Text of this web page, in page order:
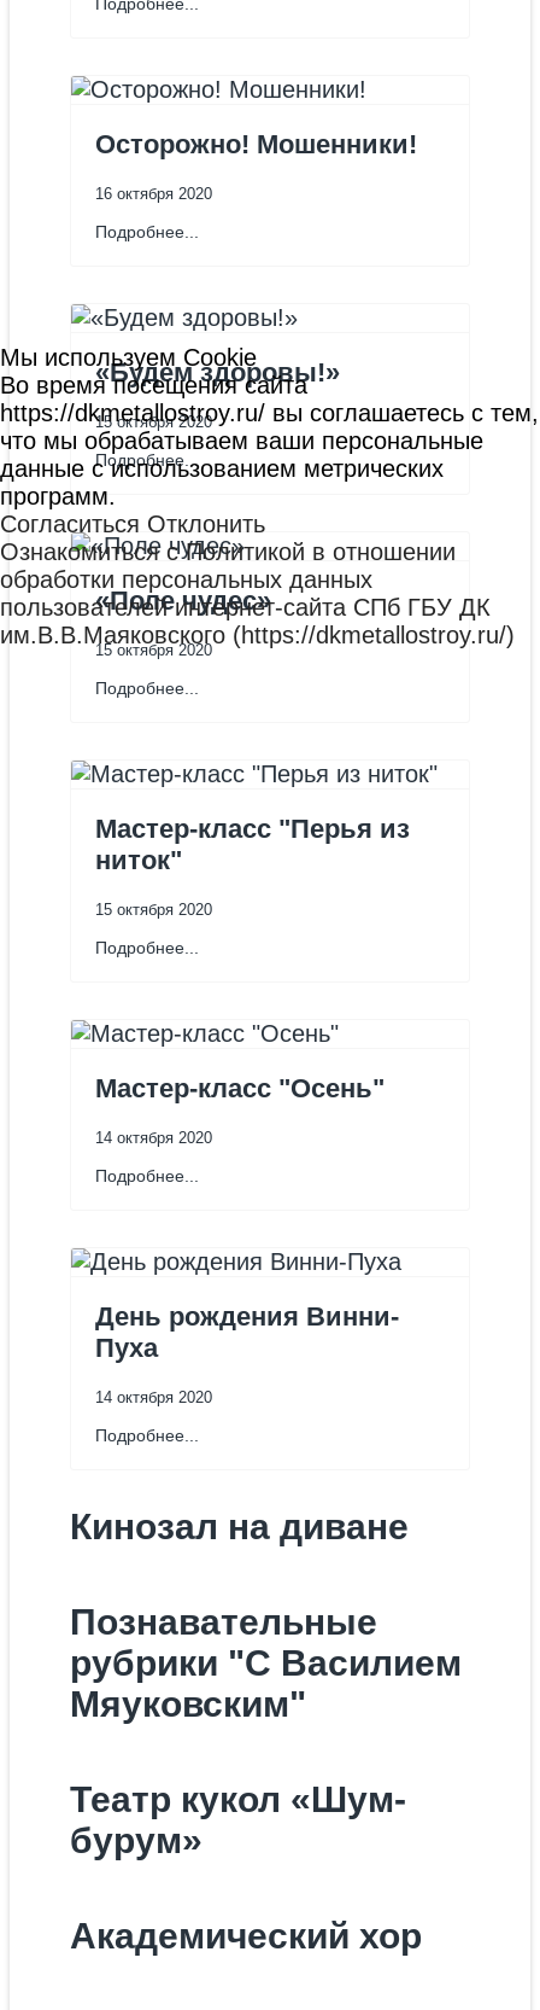
Осторожно! Мошенники!
16 октября 2020
Подробнее...
«Будем здоровы!»
15 октября 2020
Подробнее...
«Поле чудес»
15 октября 2020
Подробнее...
Мастер-класс "Перья из
ниток"
15 октября 2020
Подробнее...
Мастер-класс "Осень"
14 октября 2020
Подробнее...
День рождения Винни-
Пуха
14 октября 2020
Подробнее...
Кинозал на диване
Познавательные
рубрики "С Василием
Мяуковским"
Театр кукол «Шум-
бурум»
Академический хор
Мы используем Cookie
Во время посещения сайта
https://dkmetallostroy.ru/ вы соглашаетесь с тем,
что мы обрабатываем ваши персональные
данные с использованием метрических
программ.
Согласиться Отклонить
Ознакомиться с Политикой в отношении
обработки персональных данных
пользователей интернет-сайта СПб ГБУ ДК
им.В.В.Маяковского (https://dkmetallostroy.ru/)